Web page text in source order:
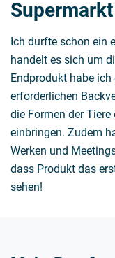
Ich durfte schon ein
handelt es sich um
Endprodukt habe
erforderlichen
die Formen der
einbringen. Zudem
Werken und
dass Produkt das
sehen!